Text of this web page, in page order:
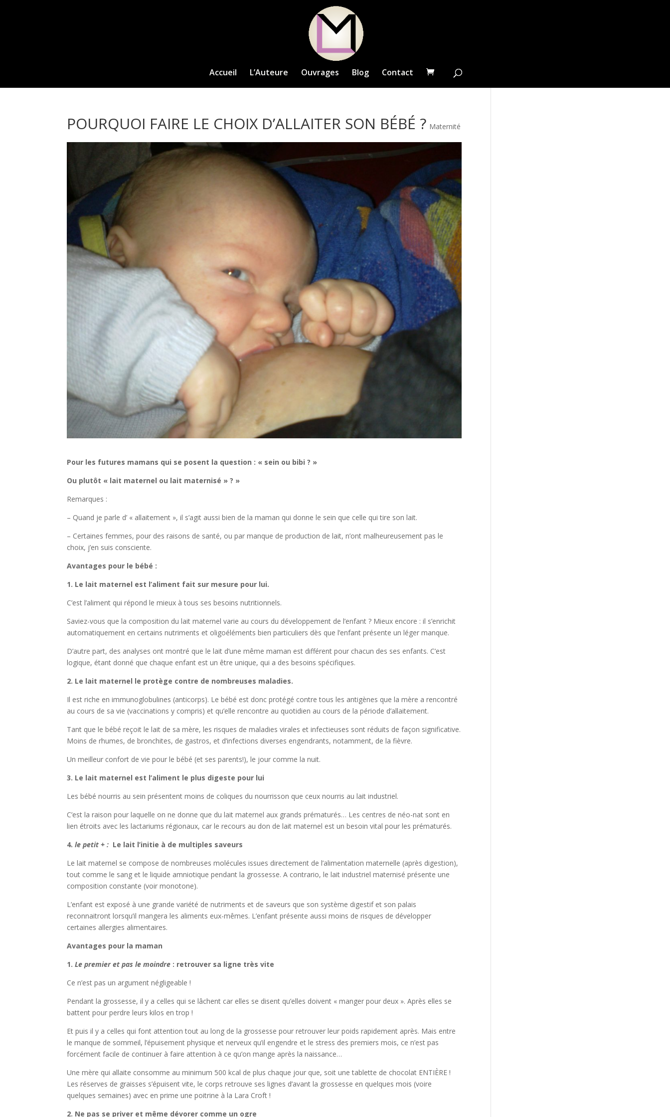
Accueil L’Auteure Ouvrages Blog Contact
POURQUOI FAIRE LE CHOIX D’ALLAITER SON BÉBÉ ? Maternité
Pour les futures mamans qui se posent la question : « sein ou bibi ? »
Ou plutôt « lait maternel ou lait maternisé » ? »
Remarques :
– Quand je parle d’ « allaitement », il s’agit aussi bien de la maman qui donne le sein que celle qui tire son lait.
– Certaines femmes, pour des raisons de santé, ou par manque de production de lait, n’ont malheureusement pas le
choix, j’en suis consciente.
Avantages pour le bébé :
1. Le lait maternel est l’aliment fait sur mesure pour lui.
C’est l’aliment qui répond le mieux à tous ses besoins nutritionnels.
Saviez-vous que la composition du lait maternel varie au cours du développement de l’enfant ? Mieux encore : il s’enrichit
automatiquement en certains nutriments et oligoéléments bien particuliers dès que l’enfant présente un léger manque.
D’autre part, des analyses ont montré que le lait d’une même maman est différent pour chacun des ses enfants. C’est
logique, étant donné que chaque enfant est un être unique, qui a des besoins spécifiques.
2. Le lait maternel le protège contre de nombreuses maladies.
Il est riche en immunoglobulines (anticorps). Le bébé est donc protégé contre tous les antigènes que la mère a rencontré
au cours de sa vie (vaccinations y compris) et qu’elle rencontre au quotidien au cours de la période d’allaitement.
Tant que le bébé reçoit le lait de sa mère, les risques de maladies virales et infectieuses sont réduits de façon significative.
Moins de rhumes, de bronchites, de gastros, et d’infections diverses engendrants, notamment, de la fièvre.
Un meilleur confort de vie pour le bébé (et ses parents!), le jour comme la nuit.
3. Le lait maternel est l’aliment le plus digeste pour lui
Les bébé nourris au sein présentent moins de coliques du nourrisson que ceux nourris au lait industriel.
C’est la raison pour laquelle on ne donne que du lait maternel aux grands prématurés… Les centres de néo-nat sont en
lien étroits avec les lactariums régionaux, car le recours au don de lait maternel est un besoin vital pour les prématurés.
4.le petit + : Le lait l’initie à de multiples saveurs
Le lait maternel se compose de nombreuses molécules issues directement de l’alimentation maternelle (après digestion),
tout comme le sang et le liquide amniotique pendant la grossesse. A contrario, le lait industriel maternisé présente une
composition constante (voir monotone).
L’enfant est exposé à une grande variété de nutriments et de saveurs que son système digestif et son palais
reconnaitront lorsqu’il mangera les aliments eux-mêmes. L’enfant présente aussi moins de risques de développer
certaines allergies alimentaires.
Avantages pour la maman
1.Le premier et pas le moindre : retrouver sa ligne très vite
Ce n’est pas un argument négligeable !
Pendant la grossesse, il y a celles qui se lâchent car elles se disent qu’elles doivent « manger pour deux ». Après elles se
battent pour perdre leurs kilos en trop !
Et puis il y a celles qui font attention tout au long de la grossesse pour retrouver leur poids rapidement après. Mais entre
le manque de sommeil, l’épuisement physique et nerveux qu’il engendre et le stress des premiers mois, ce n’est pas
forcément facile de continuer à faire attention à ce qu’on mange après la naissance…
Une mère qui allaite consomme au minimum 500 kcal de plus chaque jour que, soit une tablette de chocolat ENTIÈRE !
Les réserves de graisses s’épuisent vite, le corps retrouve ses lignes d’avant la grossesse en quelques mois (voire
quelques semaines) avec en prime une poitrine à la Lara Croft !
2. Ne pas se priver et même dévorer comme un ogre